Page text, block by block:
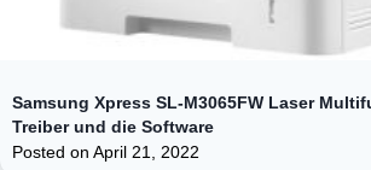
Samsung Xpress SL-M3065FW Laser
Treiber und die Software
Posted on April 21, 2022